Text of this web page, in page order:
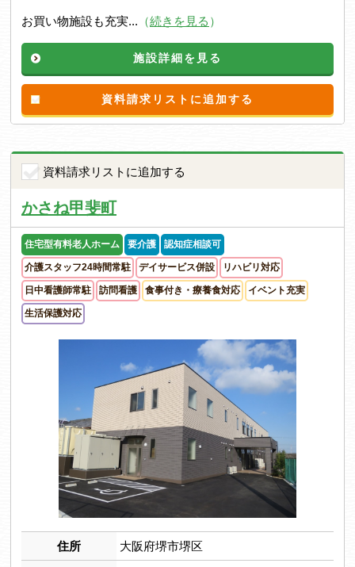
お買い物施設も充実... （続きを見る ）
施設詳細を見る
資料請求リストに追加する
資料請求リストに追加する
かさね甲斐町
住宅型有料老人ホーム 要介護 認知症相談可
介護スタッフ24時間常駐 デイサービス併設 リハビリ対応
日中看護師常駐 訪問看護 食事付き・療養食対応 イベント充実
生活保護対応
住所 大阪府堺市堺区